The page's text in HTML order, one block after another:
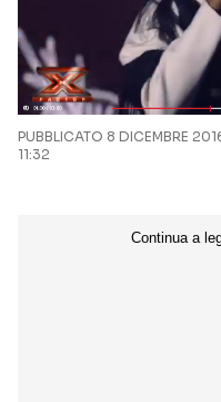
PUBBLICATO 8 DICEMBRE
11:32